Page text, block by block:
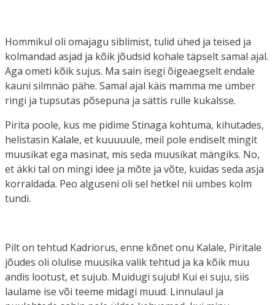
Hommikul oli omajagu siblimist, tulid ühed ja teised ja
kolmandad asjad ja kõik jõudsid kohale täpselt samal ajal.
Aga ometi kõik sujus. Ma sain isegi õigeaegselt endale
kauni silmnäo pähe. Samal ajal käis mamma me ümber
ringi ja tupsutas põsepuna ja sättis rulle kukalsse.
Pirita poole, kus me pidime Stinaga kohtuma, kihutades,
helistasin Kalale, et kuuuuule, meil pole endiselt mingit
muusikat ega masinat, mis seda muusikat mängiks. No,
et äkki tal on mingi idee ja mõte ja võte, kuidas seda asja
korraldada. Peo alguseni oli sel hetkel nii umbes kolm
tundi.
Pilt on tehtud Kadriorus, enne kõnet onu Kalale, Piritale
jõudes oli olulise muusika valik tehtud ja ka kõik muu
andis lootust, et sujub. Muidugi sujub! Kui ei suju, siis
laulame ise või teeme midagi muud. Linnulaul ja